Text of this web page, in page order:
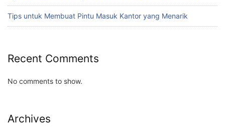
Tips untuk Membuat Pintu Masuk Kantor yang Menarik
Recent Comments
No comments to show.
Archives